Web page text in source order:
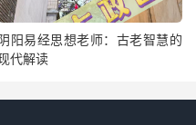
阳易经思想老师：古老智慧的
代解读